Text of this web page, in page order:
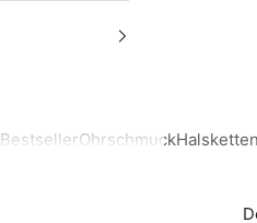
BestsellerOhrschmuckHalsketten